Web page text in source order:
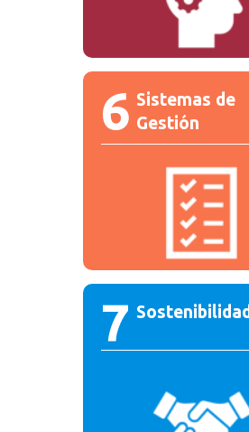
6 Sistemas de
Gestión
7 Sostenibilidad